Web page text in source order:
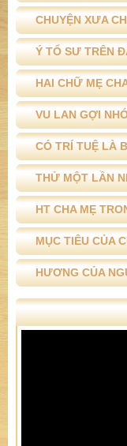
CHUYỆN XƯA
Ý TỔ SƯ TRÊN
HAI CHỮ MẸ
VU LAN GỢI
CÓ TRÍ TUỆ LÀ
THỬ MỘT LẦN
HT CHA MẸ
MỤC TIÊU CỦA
HƯƠNG CỦA